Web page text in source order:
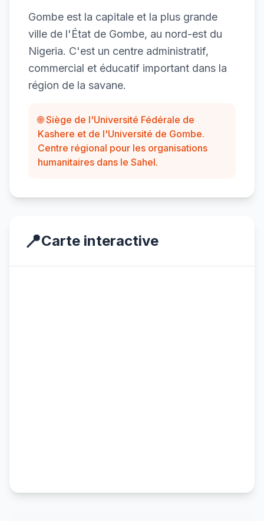
Gombe est la capitale et la plus grande
ville de l'État de Gombe, au nord-est du
Nigeria. C'est un centre administratif,
commercial et éducatif important dans la
région de la savane.
🌐 Siège de l'Université Fédérale de
Kashere et de l'Université de Gombe.
Centre régional pour les organisations
humanitaires dans le Sahel.
📍Carte interactive